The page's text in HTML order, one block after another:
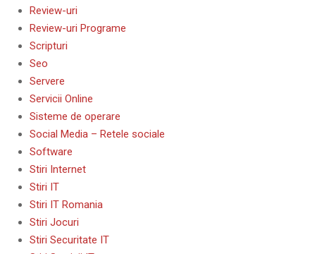
Review-uri
Review-uri Programe
Scripturi
Seo
Servere
Servicii Online
Sisteme de operare
Social Media – Retele sociale
Software
Stiri Internet
Stiri IT
Stiri IT Romania
Stiri Jocuri
Stiri Securitate IT